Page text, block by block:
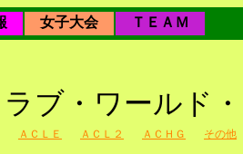
女子大会 ＴＥＡＭ
ラブ・ワールド
ＡＣＬＥ ＡＣＬ２ ＡＣＨＧ その他